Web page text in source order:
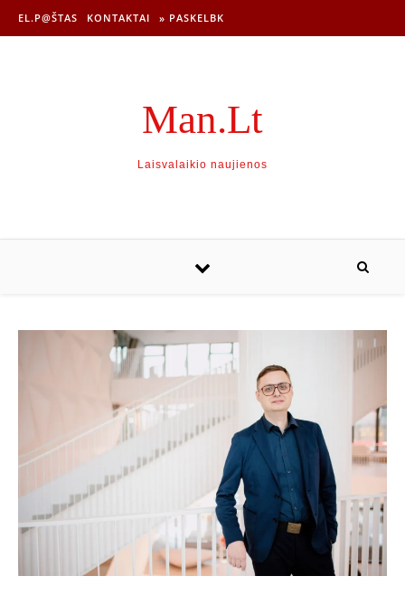
EL.P@ŠTAS KONTAKTAI » PASKELBK
Man.Lt
Laisvalaikio naujienos